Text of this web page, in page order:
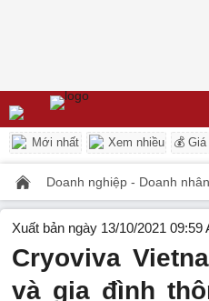
Mới nhất Xem nhiều 💰
Doanh nghiệp - Doanh nhân
Xuất bản ngày 13/10/2021 09:59
Cryoviva
và gia đình